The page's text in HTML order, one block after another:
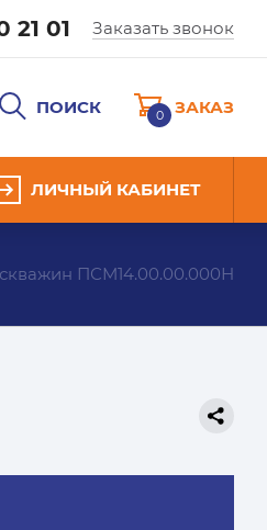
21 01 Заказать звонок
ПОИСК 0 ЗАКАЗ
ЛИЧНЫЙ КАБИНЕТ
ПСМ14.00.00.000Н